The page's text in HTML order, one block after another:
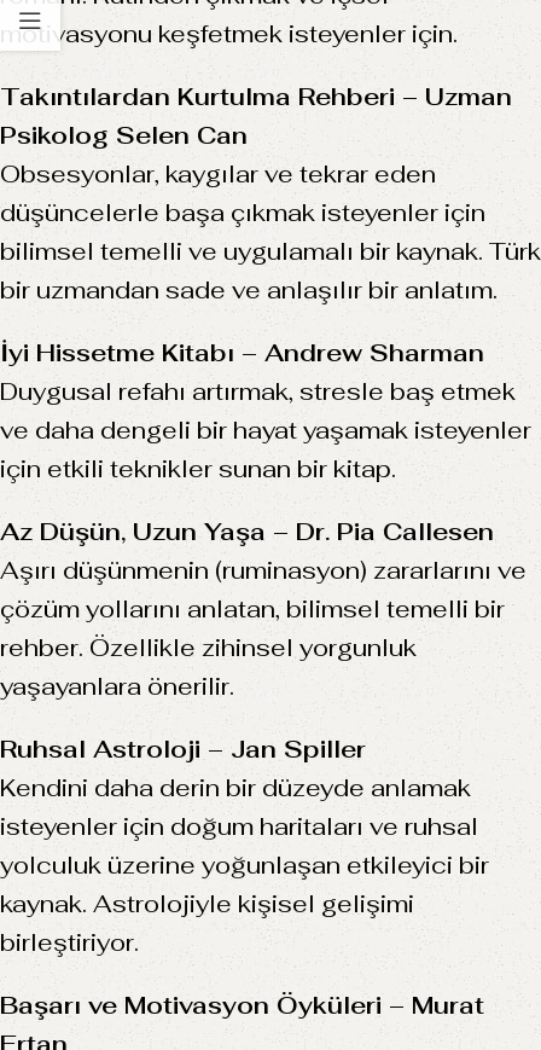
motivasyonu keşfetmek isteyenler için.
Takıntılardan Kurtulma Rehberi – Uzman
Psikolog Selen Can
Obsesyonlar, kaygılar ve tekrar eden
düşüncelerle başa çıkmak isteyenler için
bilimsel temelli ve uygulamalı bir kaynak. Türk
bir uzmandan sade ve anlaşılır bir anlatım.
İyi Hissetme Kitabı – Andrew Sharman
Duygusal refahı artırmak, stresle baş etmek
ve daha dengeli bir hayat yaşamak isteyenler
için etkili teknikler sunan bir kitap.
Az Düşün, Uzun Yaşa – Dr. Pia Callesen
Aşırı düşünmenin (ruminasyon) zararlarını ve
çözüm yollarını anlatan, bilimsel temelli bir
rehber. Özellikle zihinsel yorgunluk
yaşayanlara önerilir.
Ruhsal Astroloji – Jan Spiller
Kendini daha derin bir düzeyde anlamak
isteyenler için doğum haritaları ve ruhsal
yolculuk üzerine yoğunlaşan etkileyici bir
kaynak. Astrolojiyle kişisel gelişimi
birleştiriyor.
Başarı ve Motivasyon Öyküleri – Murat